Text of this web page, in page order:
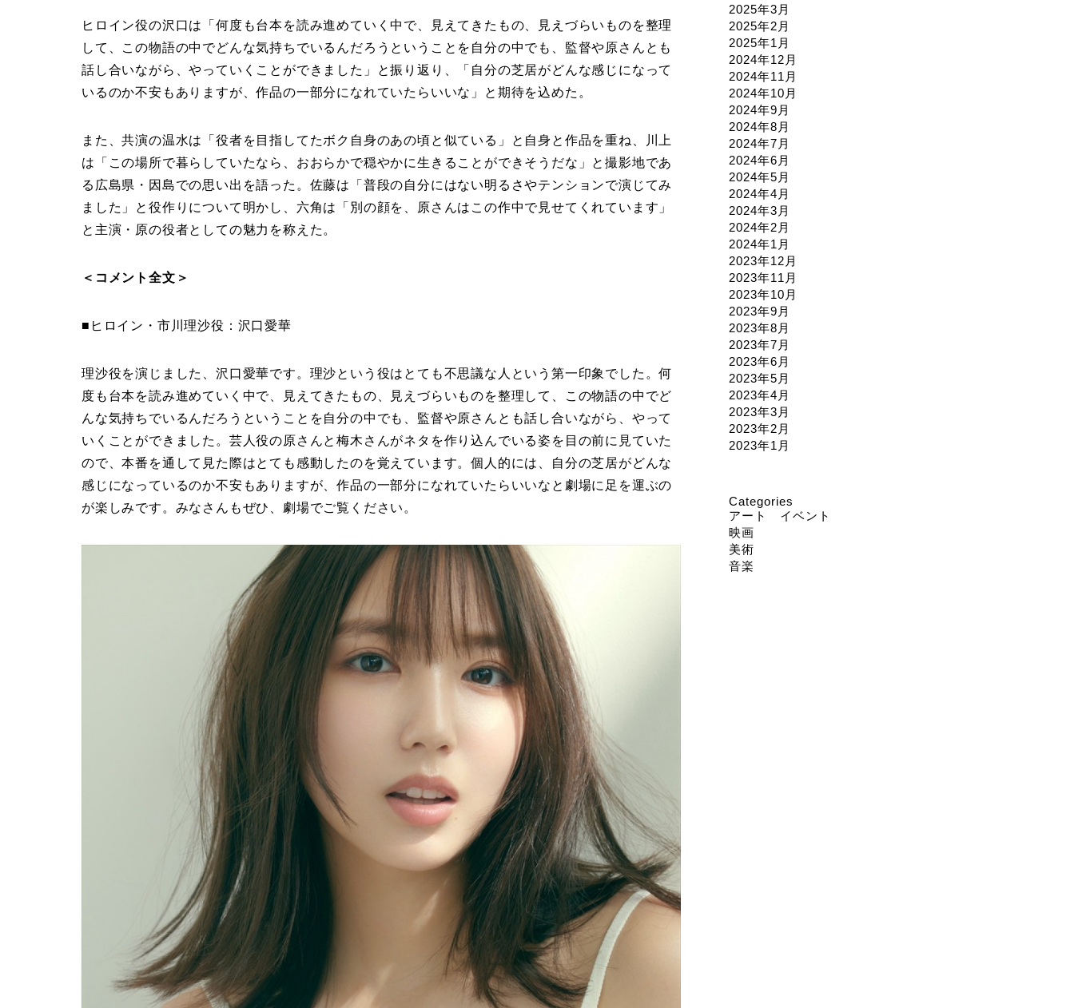
ヒロイン役の沢口は「何度も台本を読み進めていく中で、見えてきたもの、見えづらいものを整理
して、この物語の中でどんな気持ちでいるんだろうということを自分の中でも、監督や原さんとも
話し合いながら、やっていくことができました」と振り返り、「自分の芝居がどんな感じになって
いるのか不安もありますが、作品の一部分になれていたらいいな」と期待を込めた。
また、共演の温水は「役者を目指してたボク自身のあの頃と似ている」と自身と作品を重ね、川上
は「この場所で暮らしていたなら、おおらかで穏やかに生きることができそうだな」と撮影地であ
る広島県・因島での思い出を語った。佐藤は「普段の自分にはない明るさやテンションで演じてみ
ました」と役作りについて明かし、六角は「別の顔を、原さんはこの作中で見せてくれています」
と主演・原の役者としての魅力を称えた。
＜コメント全文＞
■ヒロイン・市川理沙役：沢口愛華
理沙役を演じました、沢口愛華です。理沙という役はとても不思議な人という第一印象でした。何
度も台本を読み進めていく中で、見えてきたもの、見えづらいものを整理して、この物語の中でど
んな気持ちでいるんだろうということを自分の中でも、監督や原さんとも話し合いながら、やって
いくことができました。芸人役の原さんと梅木さんがネタを作り込んでいる姿を目の前に見ていた
ので、本番を通して見た際はとても感動したのを覚えています。個人的には、自分の芝居がどんな
感じになっているのか不安もありますが、作品の一部分になれていたらいいなと劇場に足を運ぶの
が楽しみです。みなさんもぜひ、劇場でご覧ください。
2025年3月
2025年2月
2025年1月
2024年12月
2024年11月
2024年10月
2024年9月
2024年8月
2024年7月
2024年6月
2024年5月
2024年4月
2024年3月
2024年2月
2024年1月
2023年12月
2023年11月
2023年10月
2023年9月
2023年8月
2023年7月
2023年6月
2023年5月
2023年4月
2023年3月
2023年2月
2023年1月
Categories
アート イベント
映画
美術
音楽